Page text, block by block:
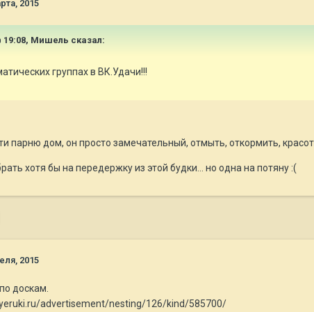
2015
19:08, Мишель сказал:
группах в ВК.Удачи!!!
парню дом, он просто замечательный, отмыть, откормить,
хотя бы на передержку из этой будки... но одна на потяну :(
2015
доскам.
advertisement/nesting/126/kind/585700/